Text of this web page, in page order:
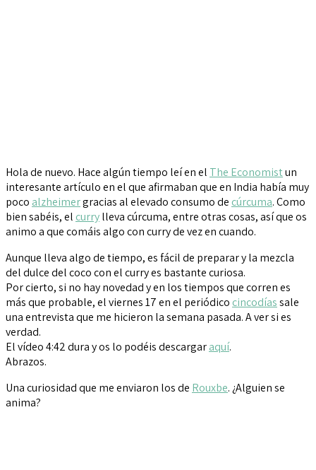
Hola de nuevo. Hace algún tiempo leí en el The Economistun
interesante artículo en el que afirmaban que en India había muy
poco alzheimergracias al elevado consumo de cúrcuma. Como
bien sabéis, el currylleva cúrcuma, entre otras cosas, así que os
animo a que comáis algo con curry de vez en cuando.
Aunque lleva algo de tiempo, es fácil de preparar y la mezcla
del dulce del coco con el curry es bastante curiosa.
Por cierto, si no hay novedad y en los tiempos que corren es
más que probable, el viernes 17 en el periódico cincodíassale
una entrevista que me hicieron la semana pasada. A ver si es
verdad.
El vídeo 4:42 dura y os lo podéis descargaraquí.
Abrazos.
Una curiosidad que me enviaron los de Rouxbe. ¿Alguien se
anima?